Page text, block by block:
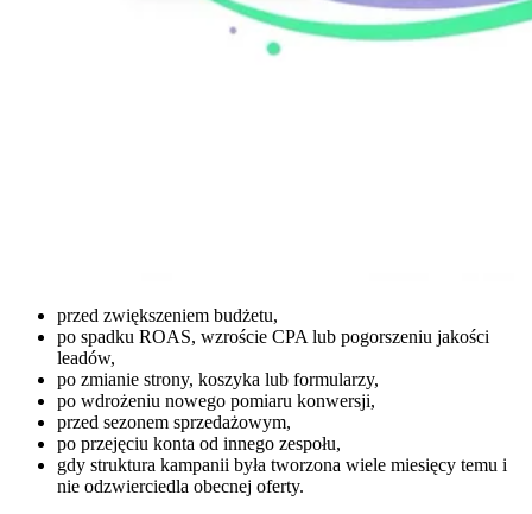
przed zwiększeniem budżetu,
po spadku ROAS, wzroście CPA lub pogorszeniu jakości
leadów,
po zmianie strony, koszyka lub formularzy,
po wdrożeniu nowego pomiaru konwersji,
przed sezonem sprzedażowym,
po przejęciu konta od innego zespołu,
gdy struktura kampanii była tworzona wiele miesięcy temu i
nie odzwierciedla obecnej oferty.